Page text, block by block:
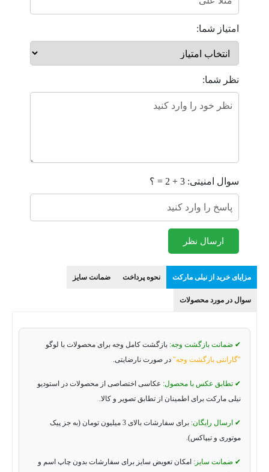
امتیاز شما:
نظر شما:
سوال امنیتی: 3 + 2 = ؟
ارسال نظر
مزایای خرید از نیلی مارکت نحوه پرداخت ضمانت سایز
سوال در مورد محصولات
✔ ضمانت بازگشت وجه: بازگشت کامل وجه برای محصولات با لوگو
"گارانتی بازگشت وجه" در صورت نارضایتی.
✔ تطابق عکس با محصول: عکاسی اختصاصی از محصولات در استودیو
نیلی مارکت برای اطمینان از تطابق تصویر و کالا.
✔ ارسال رایگان:
برای سفارشات بالای 3 میلیون تومان (به جز پیک
موتوری و تیپاکس).
✔ ضمانت سایز: امکان تعویض سایز برای سفارشات بدون چاپ اسم و